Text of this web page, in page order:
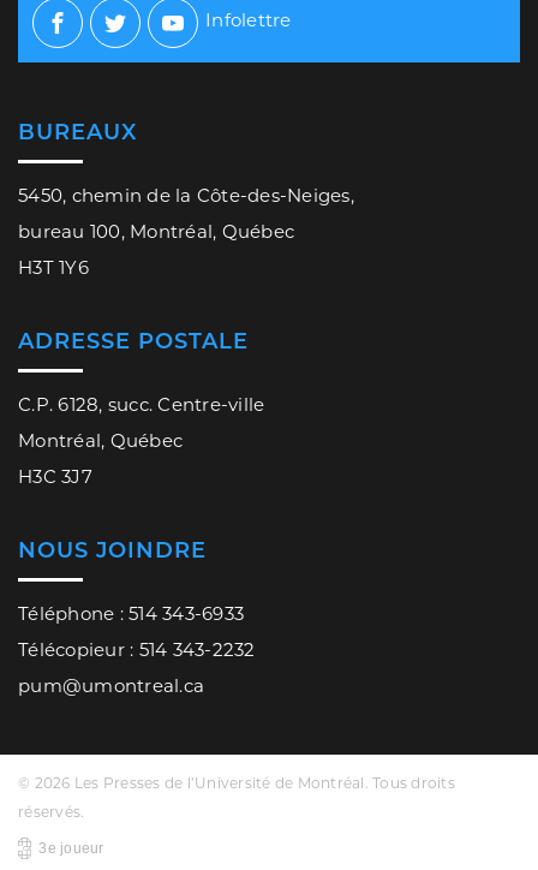
Facebook
TwitterYoutube
Infolettre
BUREAUX
5450, chemin de la Côte-des-Neiges,
bureau 100, Montréal, Québec
H3T 1Y6
ADRESSE POSTALE
C.P. 6128, succ. Centre-ville
Montréal, Québec
H3C 3J7
NOUS JOINDRE
Téléphone : 514 343-6933
Télécopieur : 514 343-2232
pum@umontreal.ca
© 2026 Les Presses de l’Université de Montréal. Tous droits
réservés.
3e joueur